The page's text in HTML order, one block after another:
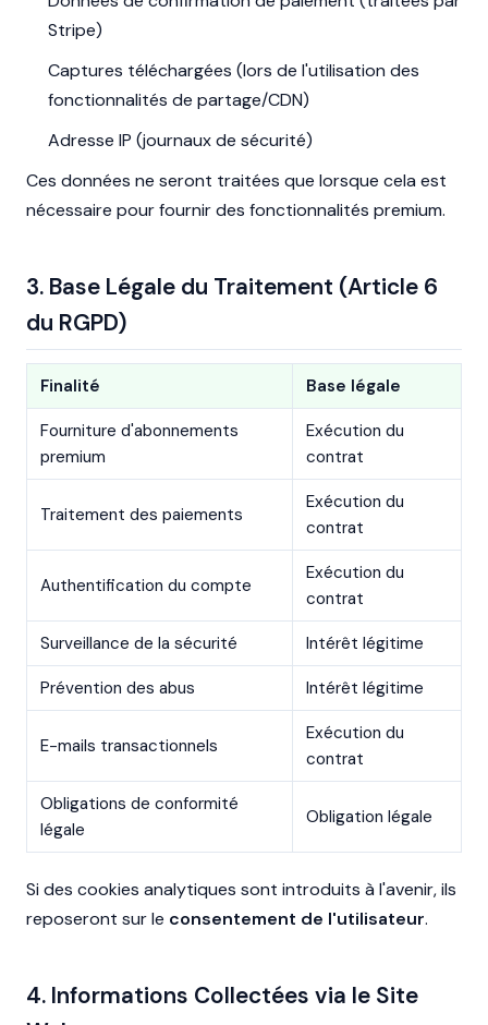
Stripe)
Captures téléchargées (lors de l'utilisation des
fonctionnalités de partage/CDN)
Adresse IP (journaux de sécurité)
Ces données ne seront traitées que lorsque cela est
nécessaire pour fournir des fonctionnalités premium.
3. Base Légale du Traitement (Article 6
du RGPD)
Finalité Base légale
Fourniture d'abonnements
premium
Exécution du
contrat
Traitement des paiements
Exécution du
contrat
Authentification du compte
Exécution du
contrat
Surveillance de la sécurité Intérêt légitime
Prévention des abus Intérêt légitime
E-mails transactionnels
Exécution du
contrat
Obligations de conformité
légale
Obligation légale
Si des cookies analytiques sont introduits à l'avenir, ils
reposeront sur le consentement de l'utilisateur.
4. Informations Collectées via le Site